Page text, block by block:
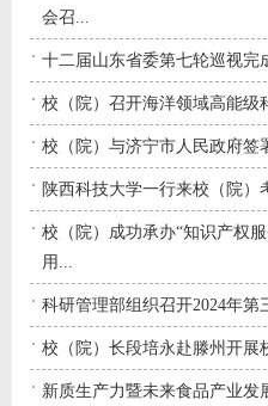
会召...
十二届山东省委第七轮巡视完
校（院）召开海洋领域高能级
校（院）与济宁市人民政府签
陕西科技大学一行来校（院）
校（院）成功承办“知识产权
用...
科研管理部组织召开2024年第
校（院）长段培永赴滕州开展
新质生产力暨未来食品产业